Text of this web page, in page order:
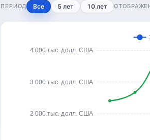
ПЕРИОД Все 5 лет 10 лет
2 000 тыс. долл. США
3 000 тыс. долл. США
4 000 тыс. долл. США